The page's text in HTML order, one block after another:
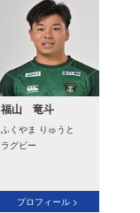
福山 竜斗
ふくやま りゅうと
ラグビー
プロフィール >